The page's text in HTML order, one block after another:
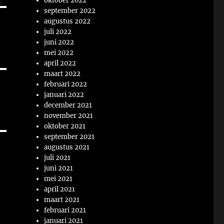
september 2022
augustus 2022
juli 2022
juni 2022
mei 2022
april 2022
maart 2022
februari 2022
januari 2022
december 2021
november 2021
oktober 2021
september 2021
augustus 2021
juli 2021
juni 2021
mei 2021
april 2021
maart 2021
februari 2021
januari 2021